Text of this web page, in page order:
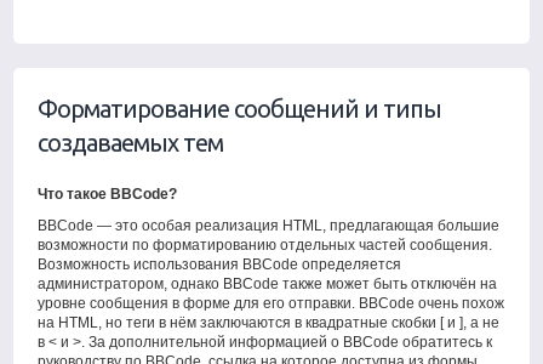
Форматирование сообщений и типы
создаваемых тем
Что такое BBCode?
BBCode — это особая реализация HTML, предлагающая большие
возможности по форматированию отдельных частей сообщения.
Возможность использования BBCode определяется
администратором, однако BBCode также может быть отключён на
уровне сообщения в форме для его отправки. BBCode очень похож
на HTML, но теги в нём заключаются в квадратные скобки [ и ], а не
в < и >. За дополнительной информацией о BBCode обратитесь к